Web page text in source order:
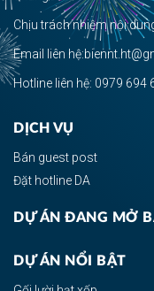
Chịu trách nhiệm nội
Email liên
Hotline liên hệ: 0979 694
DỊCH VỤ
Bán guest post
Đặt hotline DA
DỰ ÁN ĐANG MỞ
DỰ ÁN NỔI BẬT